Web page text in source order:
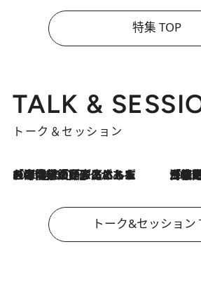
特集 TOP
TALK &
トーク＆セッション
2026.8.3
「今後値上げがあるとすれば…」「リスクがあるのは今年の冬」エネルギー専門家が語る、ホルムズ海峡封鎖が家庭にもたらす“ある心配” 「住宅建てられない…」「サーチャージ料の高値が続い
トーク&セッション